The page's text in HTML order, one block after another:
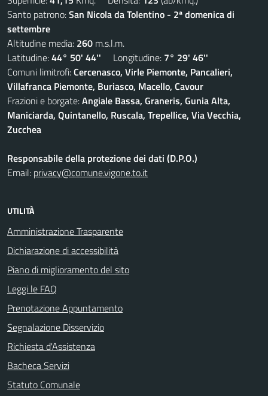
Santo patrono:San Nicola da Tolentino - 2ª domenica di
settembre
Altitudine media: 260 m.s.l.m.
Latitudine:44° 50' 44'' Longitudine: 7° 29' 46''
Comuni limitrofi:Cercenasco, Virle Piemonte, Pancalieri,
Villafranca Piemonte, Buriasco, Macello, Cavour
Frazioni e borgate:Angiale Bassa, Graneris, Gunia Alta,
Maniciarda, Quintanello, Ruscala, Trepellice, Via Vecchia,
Zucchea
Responsabile della protezione dei dati (D.P.O.)
Email: privacy@comune.vigone.to.it
UTILITÀ
Amministrazione Trasparente
Dichiarazione di accessibilità
Piano di miglioramento del sito
Leggi le FAQ
Prenotazione Appuntamento
Segnalazione Disservizio
Richiesta d'Assistenza
Bacheca Servizi
Statuto Comunale